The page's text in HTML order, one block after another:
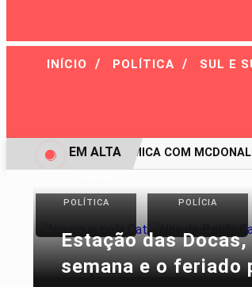
INÍCIO / POLÍTICA / SUL E
APÓS POLÊMICA COM
EM ALTA
POLÍTICA POLÍCIA
Turismo
Estação das
semana e o feriado